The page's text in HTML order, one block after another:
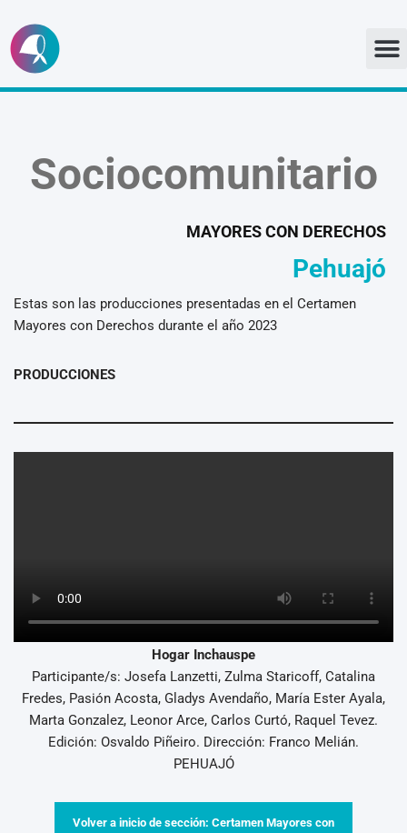
Ir
al
Sociocomunitario
MAYORES CON DERECHOS
Pehuajó
Estas son las producciones presentadas en el Certamen
Mayores con Derechos durante el año 2023
PRODUCCIONES
Hogar Inchauspe
Participante/s: Josefa Lanzetti, Zulma Staricoff, Catalina
Fredes, Pasión Acosta, Gladys Avendaño, María Ester Ayala,
Marta Gonzalez, Leonor Arce, Carlos Curtó, Raquel Tevez.
Edición: Osvaldo Piñeiro. Dirección: Franco Melián.
PEHUAJÓ
Volver a inicio de sección: Certamen Mayores con